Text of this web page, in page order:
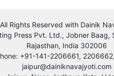
All Rights Reserved with Dainik
Press Pvt. Ltd., Jobner Baag,
Rajasthan, India 302006
+91-141-2206661,
jaipur@dainiknavajyoti.com